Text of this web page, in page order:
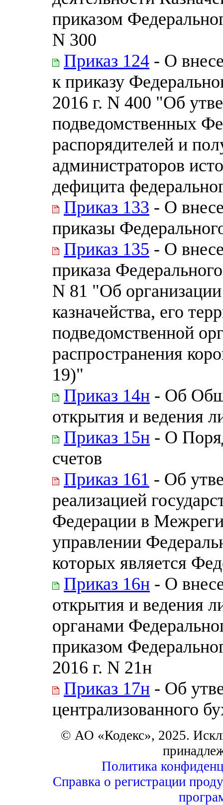
приказом
N 300
Приказ 124 - О
к приказу
2016 г. N 400 "Об
подведомственных
распорядителей и
администраторов
дефицита
Приказ 133 - О
приказы
Приказ 135 - О
приказа
N 81 "Об
казначейства, его
подведомственной
распространения
19)"
Приказ 14н - Об
открытия и ведения
Приказ 15н - О
счетов
Приказ 161 - Об
реализацией
Федерации в
управлении
которых является
Приказ 16н - О
открытия и ведения
органами
приказом
2016 г. N 21н
Приказ 17н - Об
централизованного
© АО «Кодекс», 2025.
Политика
Справка о регистрации